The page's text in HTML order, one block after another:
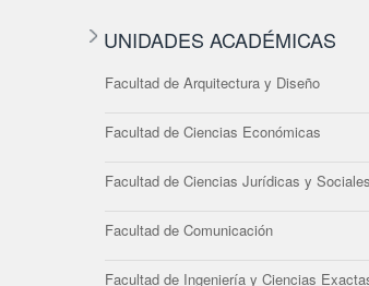
UNIDADES ACADÉMICAS
Facultad de Arquitectura y Diseño
Facultad de Ciencias Económicas
Facultad de Ciencias Jurídicas y Sociales
Facultad de Comunicación
Facultad de Ingeniería y Ciencias